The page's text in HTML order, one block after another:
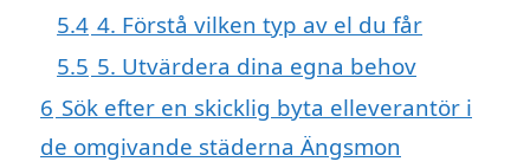
5.4 4. Förstå vilken typ av el du får
5.5 5. Utvärdera dina egna behov
6 Sök efter en skicklig byta elleverantör i
de omgivande städerna Ängsmon